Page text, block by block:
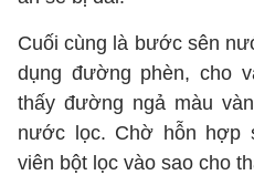
Cuối cùng là bước sên
dụng đường phèn, cho
thấy đường ngả màu
nước lọc. Chờ hỗn hợp
viên bột lọc vào sao cho